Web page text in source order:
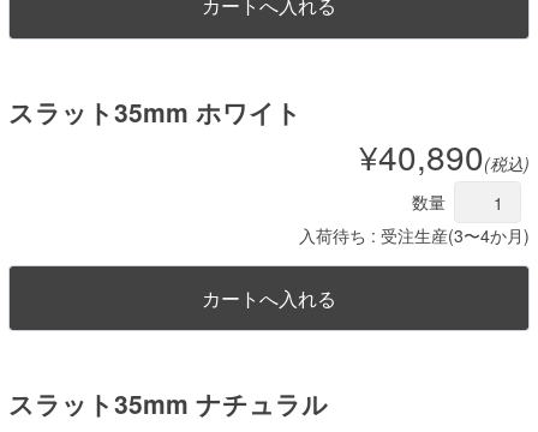
スラット35mm ホワイト
¥40,890(税込)
数量
入荷待ち : 受注生産(3〜4か月)
スラット35mm ナチュラル